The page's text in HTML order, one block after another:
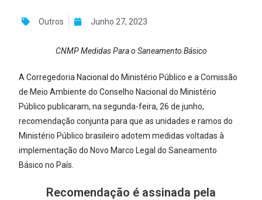
Outros Junho 27, 2023
CNMP Medidas Para o Saneamento Básico
A Corregedoria Nacional do Ministério Público e a Comissão
de Meio Ambiente do Conselho Nacional do Ministério
Público publicaram, na segunda-feira, 26 de junho,
recomendação conjunta para que as unidades e ramos do
Ministério Público brasileiro adotem medidas voltadas à
implementação do Novo Marco Legal do Saneamento
Básico no País.
Recomendação é assinada pela